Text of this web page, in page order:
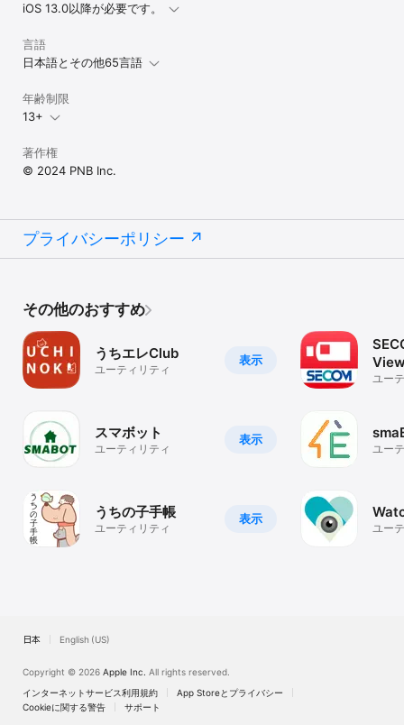
iOS 13.0以降が必要です。
言語
日本語とその他65言語
年齢制限
13+
著作権
© 2024 PNB Inc.
プライバシーポリシー
その他のおすすめ
表示
うちエレClub
ユーティリティ
表示
スマボット
ユーティリティ
表示
うちの子手帳
ユーティリティ
ユー
ユー
ユー
日本 English (US)
Copyright © 2026 Apple Inc. All rights reserved.
インターネットサービス利用規約
App Storeとプライバシー
Cookieに関する警告
サポート